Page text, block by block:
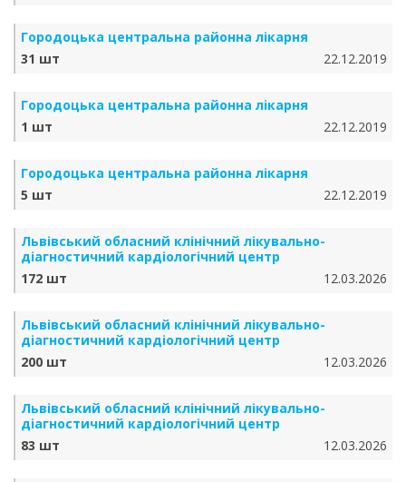
Городоцька центральна районна лікарня
31 шт
22.12.2019
Городоцька центральна районна лікарня
1 шт
22.12.2019
Городоцька центральна районна лікарня
5 шт
22.12.2019
Львівський обласний клінічний лікувально-
діагностичний кардіологічний центр
172 шт
12.03.2026
Львівський обласний клінічний лікувально-
діагностичний кардіологічний центр
200 шт
12.03.2026
Львівський обласний клінічний лікувально-
діагностичний кардіологічний центр
83 шт
12.03.2026